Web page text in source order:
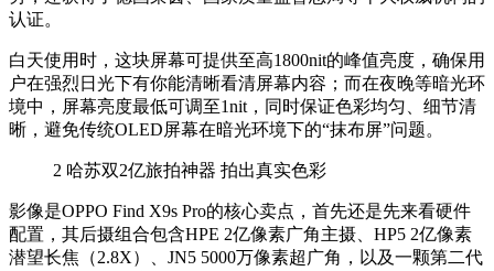
认证。
白天使用时，这块屏幕可提供至高1800nit的峰值亮度，确保用
户在强烈日光下有你能清晰看清屏幕内容；而在夜晚等暗光环
境中，屏幕亮度最低可调至1nit，同时保证色彩均匀、细节清
晰，避免传统OLED屏幕在暗光环境下的“抹布屏”问题。
2 哈苏双2亿旅拍神器 拍出真实色彩
影像是OPPO Find X9s Pro的核心卖点，首先还是先来看硬件
配置，其后摄组合包含HPE 2亿像素广角主摄、HP5 2亿像素
潜望长焦（2.8X）、JN5 5000万像素超广角，以及一颗第二代